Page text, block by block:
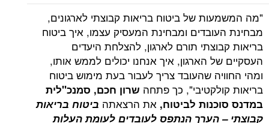
"מה המשמעות של ביטוח בריאות קבוצתי לארגונים,
מבחינת העובדים ומבחינת המעסיק עצמו, איך ביטוח
בריאות קבוצתי תורם לארגון, להצלחת היעדים
העסקיים של הארגון, איך אנחנו יכולים לממש אותו,
ומהי החוויה שהעובד צריך לעבור בעת מימוש ביטוח
בריאות קולקטיבי", כך פתחה שרון חכם, סמנכ"לית
במדנס סוכנות לביטוח, את הרצאתה ביטוח בריאות
קבוצתי – הערך הנתפס לעובדים לעומת העלות